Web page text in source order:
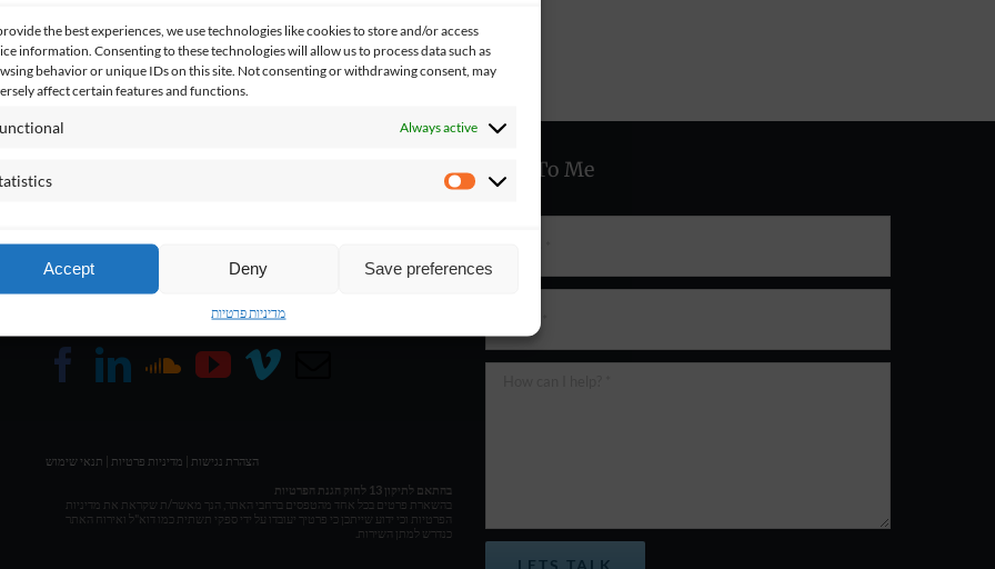
the best experiences, we use technologies like cookies to store and/or access
information. Consenting to these technologies will allow us to process data such as
behavior or unique IDs on this site. Not consenting or withdrawing consent, may
affect certain features and functions.
Always active
Statistics
Accept Deny Save preferences
מדיניות פרטיות Get Social
הצהרת נגישות | מדיניות פרטיות | תנאי שימוש
בהתאם לתיקון 13 לחוק הגנת הפרטיות
בהשארת פרטים בכל אחד מהטפסים ברחבי האתר, הנך מאשר/ת שקראת את מדיניות
הפרטיות וכי ידוע שייתכן כי פרטיך יעובדו על ידי ספקי תשתית כמו דוא"ל ואירוח האתר
כנדרש למתן השירות.
Talk To Me